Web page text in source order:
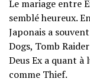
Le mariage entre
semblé heureux.
Japonais a
Dogs, Tomb
Deus Ex a quant
comme Thief.